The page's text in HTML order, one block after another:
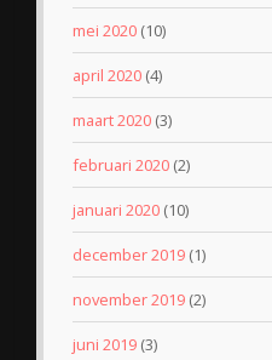
mei 2020 (10)
april 2020 (4)
maart 2020 (3)
februari 2020 (2)
januari 2020 (10)
december 2019 (1)
november 2019 (2)
juni 2019 (3)